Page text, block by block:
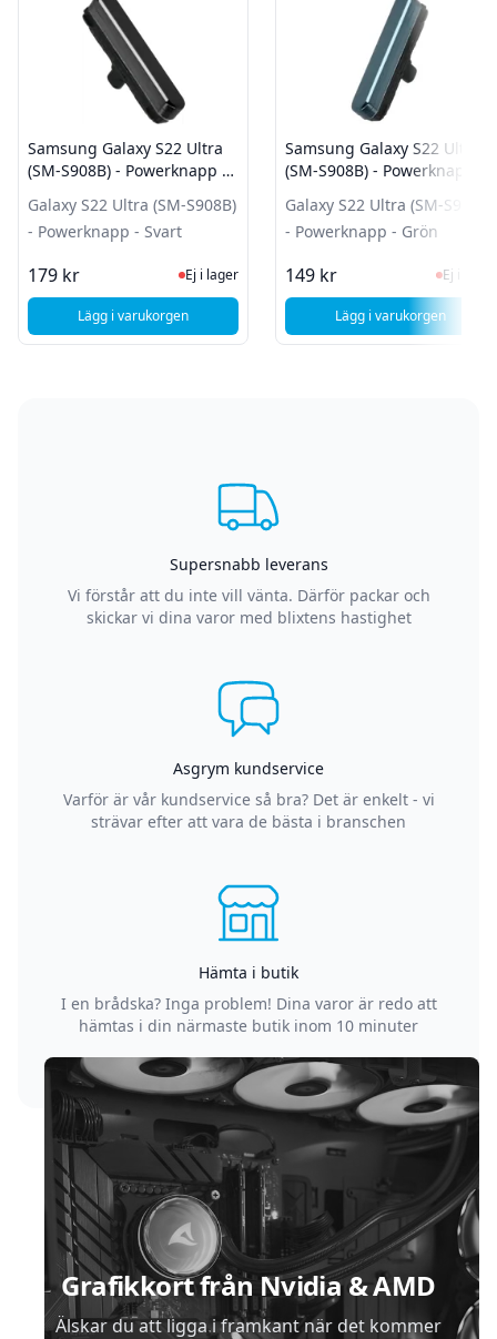
Samsung Galaxy S22 Ultra
(SM-S908B) - Powerknapp -
Galaxy S22 Ultra (SM-S908B)
- Powerknapp - Svart
179 kr Ej i lager, besök produktsidan för
Ej i lager
Lägg i varukorgen, Samsung Galaxy S22 Ultra (SM-S908B) - Powerknapp -
Samsung Galaxy S22 Ultra
(SM-S908B) - Powerknapp -
Galaxy S22 Ultra (SM-S908B)
- Powerknapp - Grön
149 kr Ej i
Ej i lager
Lägg i varukorgen
, Samsung
Supersnabb leverans
Vi förstår att du inte vill vänta. Därför packar och
skickar vi dina varor med blixtens hastighet
Asgrym kundservice
Varför är vår kundservice så bra? Det är enkelt - vi
strävar efter att vara de bästa i branschen
Hämta i butik
I en brådska? Inga problem! Dina varor är redo att
hämtas i din närmaste butik inom 10 minuter
Grafikkort från Nvidia & AMD
Älskar du att ligga i framkant när det kommer